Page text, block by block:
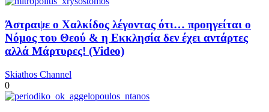
Άστραψε ο Χαλκίδος λέγοντας ότι… προηγείται ο
Νόμος του Θεού & η Εκκλησία δεν έχει αντάρτες
αλλά Μάρτυρες! (Video)
Skiathos Channel
0